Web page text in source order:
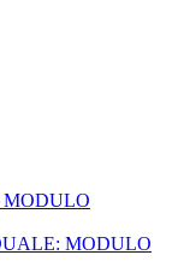
MODULO
MODULO